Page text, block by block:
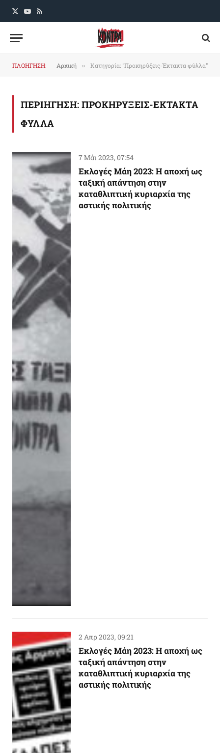
X
YouTube
RSS
ΠΛΟΗΓΗΣΗ: Αρχική » Κατηγορία: "Προκηρύξεις-Έκτακτα φύλλα"
ΠΕΡΙΗΓΗΣΗ:ΠΡΟΚΗΡΥΞΕΙΣ-ΕΚΤΑΚΤΑ
ΦΥΛΛΑ
7 Μάι 2023, 07:54
Εκλογές Μάη 2023: Η αποχή ως
ταξική απάντηση στην
καταθλιπτική κυριαρχία της
αστικής πολιτικής
2 Απρ 2023, 09:21
Εκλογές Μάη 2023: Η αποχή ως
ταξική απάντηση στην
καταθλιπτική κυριαρχία της
αστικής πολιτικής